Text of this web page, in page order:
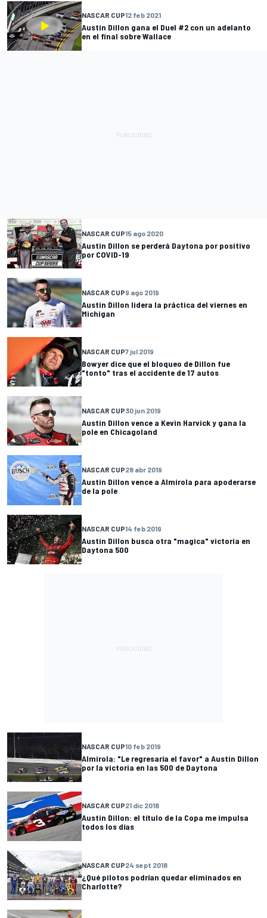
NASCAR CUP12 feb 2021
Austin Dillon gana el Duel #2 con un adelanto
en el final sobre Wallace
NASCAR CUP15 ago 2020
Austin Dillon se perderá Daytona por positivo
por COVID-19
NASCAR CUP9 ago 2019
Austin Dillon lidera la práctica del viernes en
Michigan
NASCAR CUP7 jul 2019
Bowyer dice que el bloqueo de Dillon fue
"tonto" tras el accidente de 17 autos
NASCAR CUP30 jun 2019
Austin Dillon vence a Kevin Harvick y gana la
pole en Chicagoland
NASCAR CUP28 abr 2019
Austin Dillon vence a Almirola para apoderarse
de la pole
NASCAR CUP14 feb 2019
Austin Dillon busca otra "magica" victoria en
Daytona 500
NASCAR CUP10 feb 2019
Almirola: "Le regresaría el favor" a Austin Dillon
por la victoria en las 500 de Daytona
NASCAR CUP21 dic 2018
Austin Dillon: el título de la Copa me impulsa
todos los días
NASCAR CUP24 sept 2018
¿Qué pilotos podrían quedar eliminados en
Charlotte?